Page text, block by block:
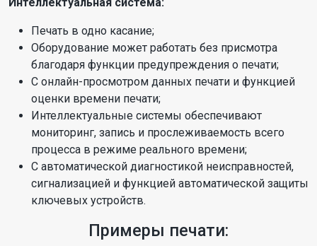
Печать в одно касание;
Оборудование может работать без присмотра
благодаря функции предупреждения о печати;
С онлайн-просмотром данных печати и функцией
оценки времени печати;
Интеллектуальные системы обеспечивают
мониторинг, запись и прослеживаемость всего
процесса в режиме реального времени;
С автоматической диагностикой неисправностей,
сигнализацией и функцией автоматической защиты
ключевых устройств.
Примеры печати: